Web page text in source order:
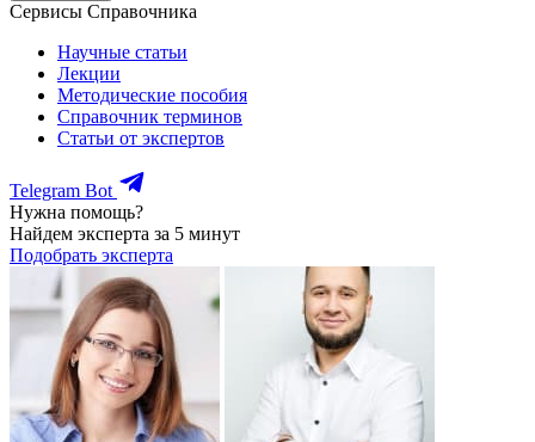
Сервисы Справочника
Научные статьи
Лекции
Методические пособия
Справочник терминов
Статьи от экспертов
Telegram Bot
Нужна помощь?
Найдем эксперта за 5 минут
Подобрать эксперта